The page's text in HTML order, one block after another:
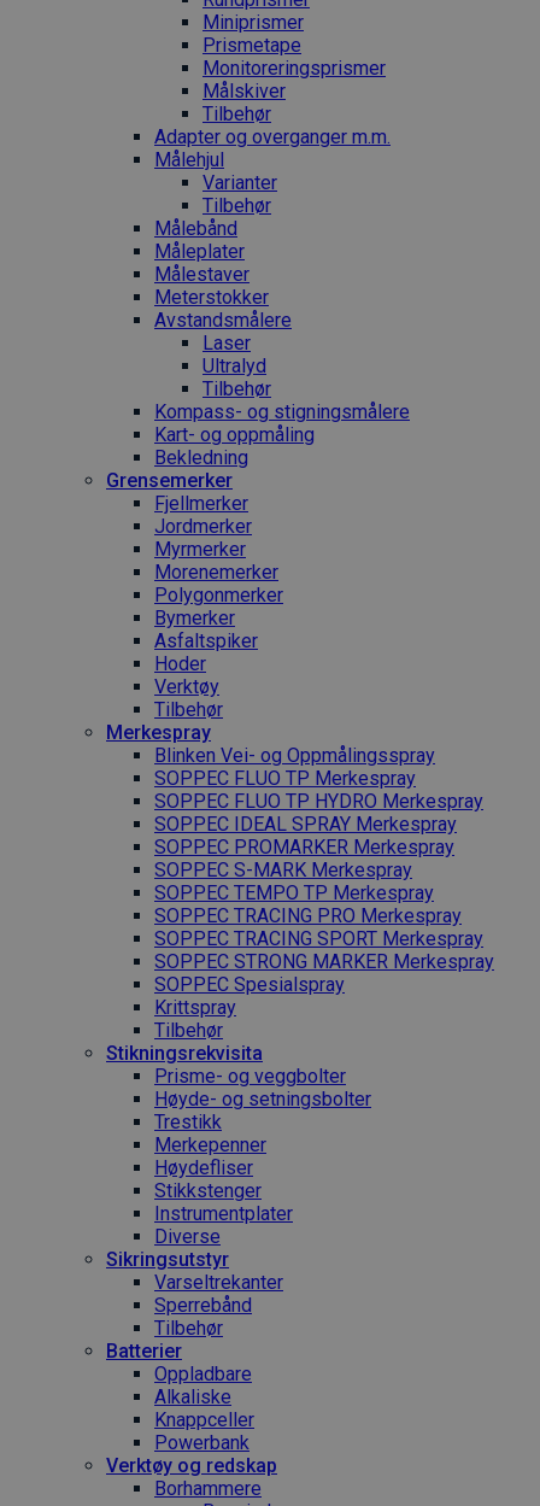
Miniprismer
Prismetape
Monitoreringsprismer
Målskiver
Tilbehør
Adapter og overganger m.m.
Målehjul
Varianter
Tilbehør
Målebånd
Måleplater
Målestaver
Meterstokker
Avstandsmålere
Laser
Ultralyd
Tilbehør
Kompass- og stigningsmålere
Kart- og oppmåling
Bekledning
Grense­merker
Fjellmerker
Jordmerker
Myrmerker
Morenemerker
Polygonmerker
Bymerker
Asfaltspiker
Hoder
Verktøy
Tilbehør
Merkespray
Blinken Vei- og Oppmålingsspray
SOPPEC FLUO TP Merkespray
SOPPEC FLUO TP HYDRO Merkespray
SOPPEC IDEAL SPRAY Merkespray
SOPPEC PROMARKER Merkespray
SOPPEC S-MARK Merkespray
SOPPEC TEMPO TP Merkespray
SOPPEC TRACING PRO Merkespray
SOPPEC TRACING SPORT Merkespray
SOPPEC STRONG MARKER Merkespray
SOPPEC Spesialspray
Krittspray
Tilbehør
Stikningsrekvisita
Prisme- og veggbolter
Høyde- og setningsbolter
Trestikk
Merkepenner
Høydefliser
Stikkstenger
Instrumentplater
Diverse
Sikringsutstyr
Varseltrekanter
Sperrebånd
Tilbehør
Batterier
Oppladbare
Alkaliske
Knappceller
Powerbank
Verktøy og redskap
Borhammere